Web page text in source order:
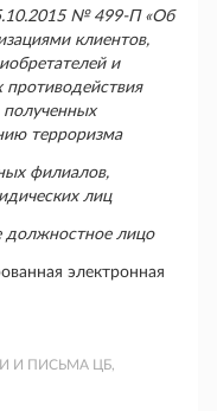
№ 499-П «Об
клиентов,
и
противодействия
терроризма
филиалов,
лиц
должностное лицо
электронная
И ПИСЬМА ЦБ,